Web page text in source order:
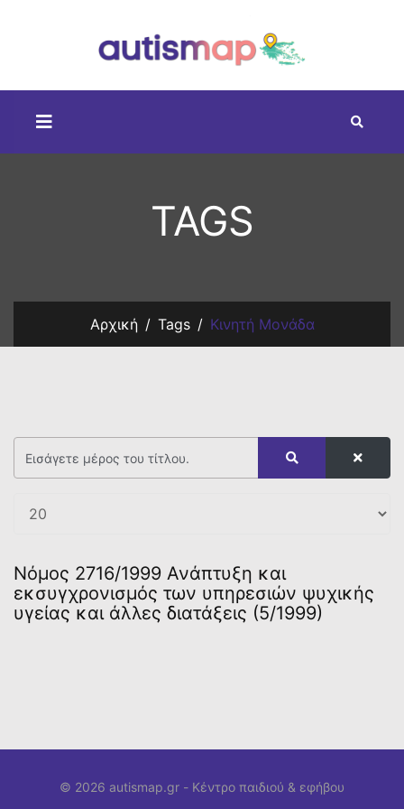
TAGS
Αρχική Tags Κινητή Μονάδα
Νόμος 2716/1999 Ανάπτυξη και
εκσυγχρονισμός των υπηρεσιών ψυχικής
υγείας και άλλες διατάξεις (5/1999)
© 2026 autismap.gr - Κέντρο παιδιού & εφήβου